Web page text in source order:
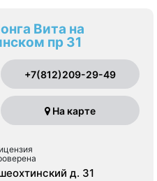
Вита на
пр 31
+7(812)209-29-49
На карте
д. 31